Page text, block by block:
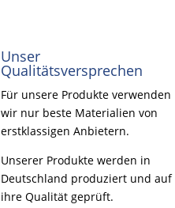
Unser
Qualitätsversprechen
Für unsere Produkte verwenden
wir nur beste Materialien von
erstklassigen Anbietern.
Unserer Produkte werden in
Deutschland produziert und auf
ihre Qualität geprüft.